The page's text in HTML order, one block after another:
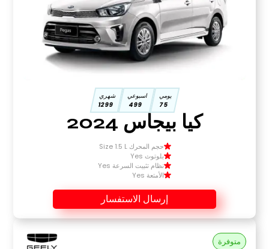
يومي
75
اسبوعي
499
شهري
1299
كيا بيجاس 2024
حجم المحرك Size 1.5 L
بلوتوث Yes
نظام تثبيت السرعة Yes
الأمتعة Yes
إرسال الاستفسار
متوفرة